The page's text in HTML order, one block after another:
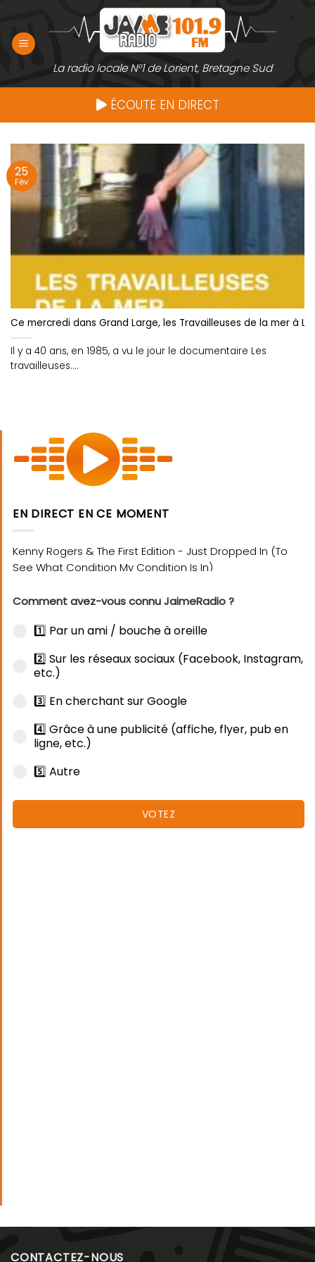
contenu
La radio locale N°1 de Lorient, Bretagne Sud
ÉCOUTE EN DIRECT
Ce mercredi dans Grand Large, les Travailleuses de la mer à
Il y a 40 ans, en 1985, a vu le jour le documentaire Les
travailleuses....
25
Fév
EN DIRECT EN CE MOMENT
Comment avez-vous connu JaimeRadio ?
1️⃣ Par un ami / bouche à oreille
2️⃣ Sur les réseaux sociaux (Facebook, Instagram,
etc.)
3️⃣ En cherchant sur Google
4️⃣ Grâce à une publicité (affiche, flyer, pub en
ligne, etc.)
5️⃣ Autre
VOTEZ
CONTACTEZ-NOUS